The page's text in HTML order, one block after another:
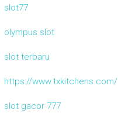
slot77
olympus slot
slot terbaru
https://www.txkitchens.com/
slot gacor 777